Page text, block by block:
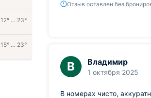
Отзыв оставлен без
В Владимир
1 октября 2025
В номерах чисто,
12° … 23°
15° … 23°